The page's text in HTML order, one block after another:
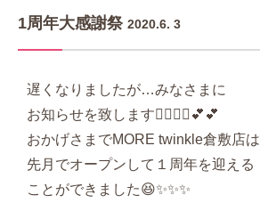
1周年大感謝祭 2020.6. 3
遅くなりましたが…みなさまに
お知らせを致します💁🏻‍♀‍💕💕💕
おかげさまでMORE twinkle倉敷店は
先月でオープンして１周年を迎える
ことができました😆✨✨✨